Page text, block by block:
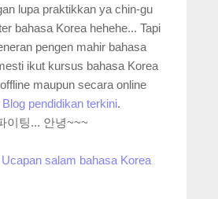
lupa praktikkan ya chin-gu
bahasa Korea hehehe... Tapi
pengen mahir bahasa
ikut kursus bahasa Korea
maupun secara online
Blog pendidikan terkini.
이팅... 안녕~~~
Ucapan salam bahasa Korea